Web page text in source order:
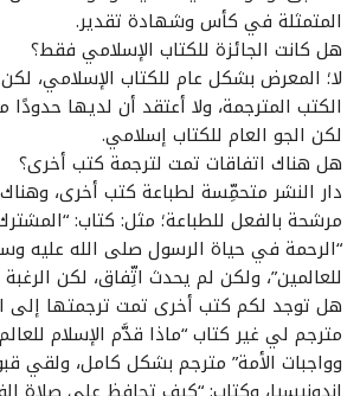
المتمثلة في كأس وشهادة تقدير.
هل كانت الجائزة للكتاب الإسلامي فقط؟
لا؛ المعرض بشكل عام للكتاب الإسلامي،
الكتب المترجمة، ولا أعتقد أن لديها حدودًا
لكن الجو العام للكتاب إسلامي.
هل هناك اتفاقات تمت لترجمة كتب أخرى؟
دار النشر متحمِّسة لطباعة كتب أخرى،
مرشحة بالفعل للطباعة؛ مثل: كتاب:
“الرحمة في حياة الرسول صلى الله عليه
للعالمين”، ولكن لم يحدث اتِّفاق، لكن
هل توجد لكم كتب أخرى تمت ترجمتها إلى
مترجم لي غير كتاب “ماذا قدَّم الإسلام
وواجبات الأمة” مترجم بشكل كامل، ولقي